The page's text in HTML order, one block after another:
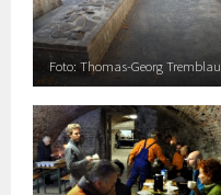
Foto: Thomas-Georg Tremblau